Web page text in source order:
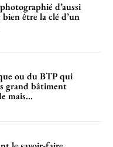
d’aussi
être la clé d’un
ou du BTP qui
grand bâtiment
mais...